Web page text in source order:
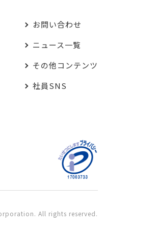
お問い合わせ
ニュース一覧
その他コンテンツ
社員SNS
All rights reserved.